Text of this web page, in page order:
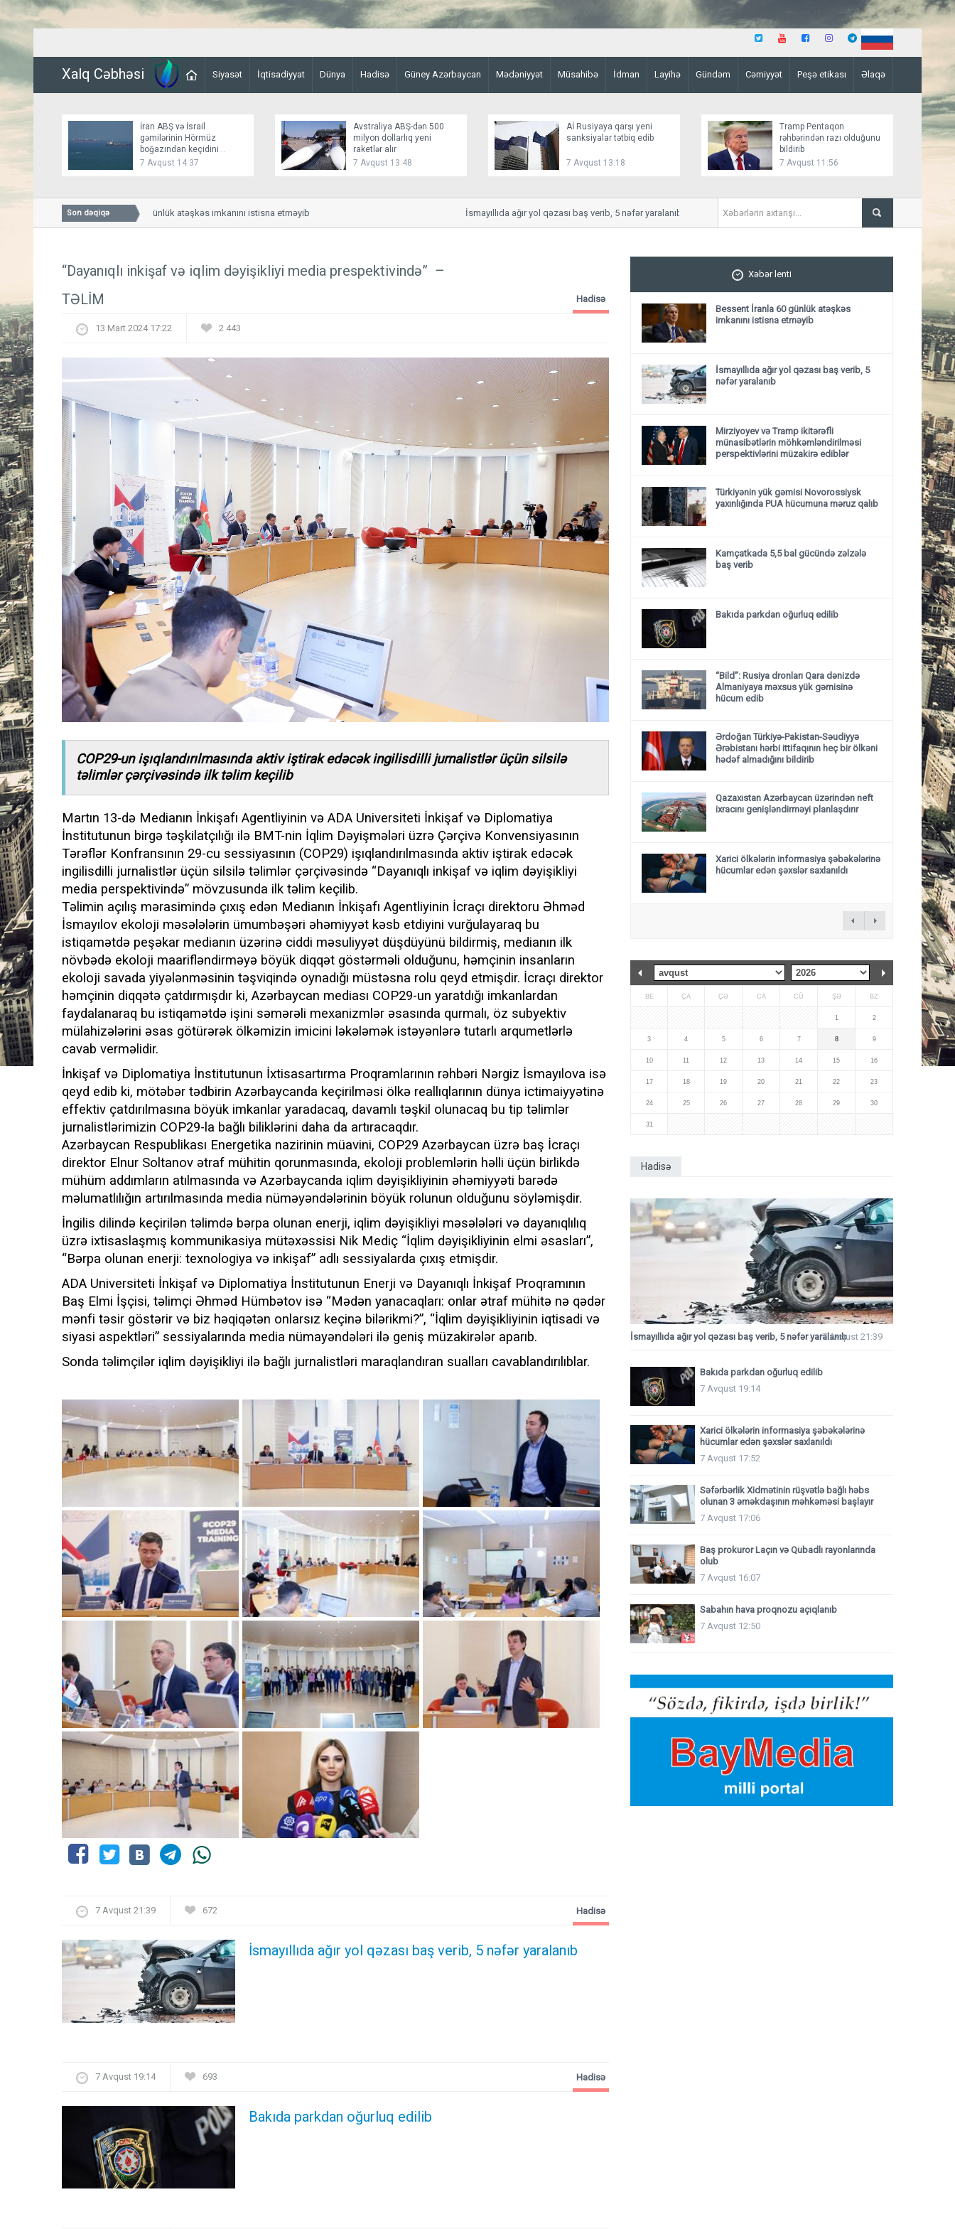
Xalq Cəbhəsi Siyasət İqtisadiyyat Dünya Hadisə Güney Azərbaycan Mədəniyyət Müsahibə İdman Layihə Gündəm Cəmiyyət Peşə etikası Əlaqə
İran ABŞ və İsrail
gəmilərinin Hörmüz
boğazından keçidini
bağlayır
7 Avqust 14:37
Avstraliya ABŞ-dən 500
milyon dollarlıq yeni
raketlər alır
7 Avqust 13:48
Aİ Rusiyaya qarşı yeni
sanksiyalar tətbiq edib
7 Avqust 13:18
Tramp Pentaqon
rəhbərindən razı olduğunu
bildirib
7 Avqust 11:56
Son dəqiqə
Bessent İranla 60 günlük atəşkəs imkanını istisna etməyib İsmayıllıda ağır yol qəzası baş verib, 5 nəfər yaralanıb
Mirziyoyev və Tramp
ediblər
“Dayanıqlı inkişaf və iqlim dəyişikliyi media prespektivində” –
TƏLİM
Hadisə
13 Mart 2024 17:22 2 443
COP29-un işıqlandırılmasında aktiv iştirak edəcək ingilisdilli jurnalistlər üçün silsilə
təlimlər çərçivəsində ilk təlim keçilib
Martın 13-də Medianın İnkişafı Agentliyinin və ADA Universiteti İnkişaf və Diplomatiya
İnstitutunun birgə təşkilatçılığı ilə BMT-nin İqlim Dəyişmələri üzrə Çərçivə Konvensiyasının
Tərəflər Konfransının 29-cu sessiyasının (COP29) işıqlandırılmasında aktiv iştirak edəcək
ingilisdilli jurnalistlər üçün silsilə təlimlər çərçivəsində “Dayanıqlı inkişaf və iqlim dəyişikliyi
media perspektivində” mövzusunda ilk təlim keçilib.
Təlimin açılış mərasimində çıxış edən Medianın İnkişafı Agentliyinin İcraçı direktoru Əhməd
İsmayılov ekoloji məsələlərin ümumbəşəri əhəmiyyət kəsb etdiyini vurğulayaraq bu
istiqamətdə peşəkar medianın üzərinə ciddi məsuliyyət düşdüyünü bildirmiş, medianın ilk
növbədə ekoloji maarifləndirməyə böyük diqqət göstərməli olduğunu, həmçinin insanların
ekoloji savada yiyələnməsinin təşviqində oynadığı müstəsna rolu qeyd etmişdir. İcraçı direktor
həmçinin diqqətə çatdırmışdır ki, Azərbaycan mediası COP29-un yaratdığı imkanlardan
faydalanaraq bu istiqamətdə işini səmərəli mexanizmlər əsasında qurmalı, öz subyektiv
mülahizələrini əsas götürərək ölkəmizin imicini ləkələmək istəyənlərə tutarlı arqumetlərlə
cavab verməlidir.
İnkişaf və Diplomatiya İnstitutunun İxtisasartırma Proqramlarının rəhbəri Nərgiz İsmayılova isə
qeyd edib ki, mötəbər tədbirin Azərbaycanda keçirilməsi ölkə reallıqlarının dünya ictimaiyyətinə
effektiv çatdırılmasına böyük imkanlar yaradacaq, davamlı təşkil olunacaq bu tip təlimlər
jurnalistlərimizin COP29-la bağlı biliklərini daha da artıracaqdır.
Azərbaycan Respublikası Energetika nazirinin müavini, COP29 Azərbaycan üzrə baş İcraçı
direktor Elnur Soltanov ətraf mühitin qorunmasında, ekoloji problemlərin həlli üçün birlikdə
mühüm addımların atılmasında və Azərbaycanda iqlim dəyişikliyinin əhəmiyyəti barədə
məlumatlılığın artırılmasında media nüməyəndələrinin böyük rolunun olduğunu söyləmişdir.
İngilis dilində keçirilən təlimdə bərpa olunan enerji, iqlim dəyişikliyi məsələləri və dayanıqlılıq
üzrə ixtisaslaşmış kommunikasiya mütəxəssisi Nik Mediç “İqlim dəyişikliyinin elmi əsasları”,
“Bərpa olunan enerji: texnologiya və inkişaf” adlı sessiyalarda çıxış etmişdir.
ADA Universiteti İnkişaf və Diplomatiya İnstitutunun Enerji və Dayanıqlı İnkişaf Proqramının
Baş Elmi İşçisi, təlimçi Əhməd Hümbətov isə “Mədən yanacaqları: onlar ətraf mühitə nə qədər
mənfi təsir göstərir və biz həqiqətən onlarsız keçinə bilərikmi?”, “İqlim dəyişikliyinin iqtisadi və
siyasi aspektləri” sessiyalarında media nümayəndələri ilə geniş müzakirələr aparıb.
Sonda təlimçilər iqlim dəyişikliyi ilə bağlı jurnalistləri maraqlandıran sualları cavablandırılıblar.
7 Avqust 21:39 672
İsmayıllıda ağır yol qəzası baş verib, 5 nəfər yaralanıb
Hadisə
7 Avqust 19:14 693
Bakıda parkdan oğurluq edilib
Hadisə
Xəbər lenti
Bessent İranla 60 günlük atəşkəs
imkanını istisna etməyib
İsmayıllıda ağır yol qəzası baş verib, 5
nəfər yaralanıb
Mirziyoyev və Tramp ikitərəfli
münasibətlərin möhkəmləndirilməsi
perspektivlərini müzakirə ediblər
Türkiyənin yük gəmisi Novorossiysk
yaxınlığında PUA hücumuna məruz qalıb
Kamçatkada 5,5 bal gücündə zəlzələ
baş verib
Bakıda parkdan oğurluq edilib
“Bild”: Rusiya dronları Qara dənizdə
Almaniyaya məxsus yük gəmisinə
hücum edib
Ərdoğan Türkiyə-Pakistan-Səudiyyə
Ərəbistanı hərbi ittifaqının heç bir ölkəni
hədəf almadığını bildirib
Qazaxıstan Azərbaycan üzərindən neft
ixracını genişləndirməyi planlaşdırır
Xarici ölkələrin informasiya şəbəkələrinə
hücumlar edən şəxslər saxlanıldı
BE ÇA ÇƏ CA CÜ ŞƏ BZ
1 2
3 4 5 6 7 8 9
10 11 12 13 14 15 16
17 18 19 20 21 22 23
24 25 26 27 28 29 30
31
Hadisə
İsmayıllıda ağır yol qəzası baş verib, 5 nəfər yaralanıb7 Avqust 21:39
Bakıda parkdan oğurluq edilib
7 Avqust 19:14
Xarici ölkələrin informasiya şəbəkələrinə
hücumlar edən şəxslər saxlanıldı
7 Avqust 17:52
Səfərbərlik Xidmətinin rüşvətlə bağlı həbs
olunan 3 əməkdaşının məhkəməsi başlayır
7 Avqust 17:06
Baş prokuror Laçın və Qubadlı rayonlarında
olub
7 Avqust 16:07
Sabahın hava proqnozu açıqlanıb
7 Avqust 12:50